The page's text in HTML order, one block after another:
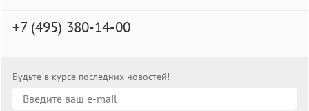
+7 (495) 380-14-00
Будьте в курсе последних новостей!